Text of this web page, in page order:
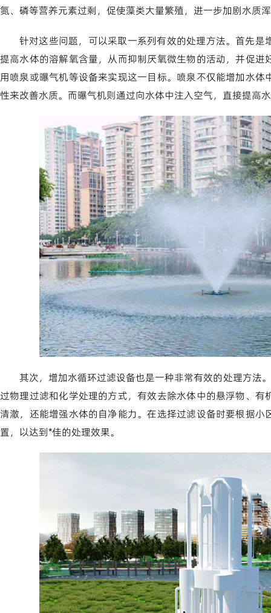
氮、磷等营养元素过剩，促使藻类大量繁殖，进一步加剧水质
针对这些问题，可以采取一系列有效的处理方法。首先
提高水体的溶解氧含量，从而抑制厌氧微生物的活动，并促
用喷泉或曝气机等设备来实现这一目标。喷泉不仅能增加水
性来改善水质。而曝气机则通过向水体中注入空气，直接提高
其次，增加水循环过滤设备也是一种非常有效的处理方法
过物理过滤和化学处理的方式，有效去除水体中的悬浮物、
清澈，还能增强水体的自净能力。在选择过滤设备时要根据
置，以达到*佳的处理效果。